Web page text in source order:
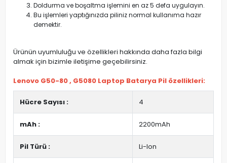
Doldurma ve boşaltma işlemini en az 5 defa uygulayın.
Bu işlemleri yaptığınızda piliniz normal kullanıma hazır
demektir.
Ürünün uyumluluğu ve özellikleri hakkında daha fazla bilgi
almak için bizimle iletişime geçebilirsiniz.
Lenovo G50-80 , G5080 Laptop Batarya Pil özellikleri:
Hücre Sayısı : 4
mAh : 2200mAh
Pil Türü : Li-Ion